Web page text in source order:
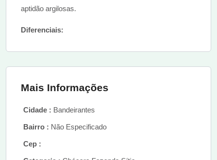
aptidão argilosas.
Diferenciais:
Mais Informações
Cidade : Bandeirantes
Bairro : Não Especificado
Cep :